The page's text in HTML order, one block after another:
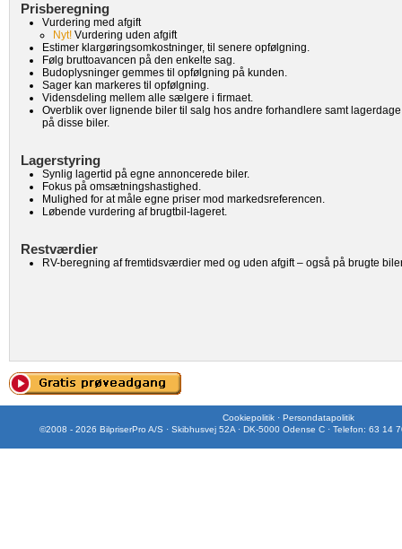
Prisberegning
Vurdering med afgift
Nyt! Vurdering uden afgift
Estimer klargøringsomkostninger, til senere opfølgning.
Følg bruttoavancen på den enkelte sag.
Budoplysninger gemmes til opfølgning på kunden.
Sager kan markeres til opfølgning.
Vidensdeling mellem alle sælgere i firmaet.
Overblik over lignende biler til salg hos andre forhandlere samt lagerdage
på disse biler.
Lagerstyring
Synlig lagertid på egne annoncerede biler.
Fokus på omsætningshastighed.
Mulighed for at måle egne priser mod markedsreferencen.
Løbende vurdering af brugtbil-lageret.
Restværdier
RV-beregning af fremtidsværdier med og uden afgift – også på brugte
Cookiepolitik · Persondatapolitik
©2008 - 2026 BilpriserPro A/S · Skibhusvej 52A · DK-5000 Odense C · Telefon: 63 14